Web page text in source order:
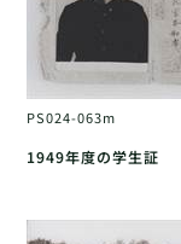
PS024-063m
1949年度の学生証